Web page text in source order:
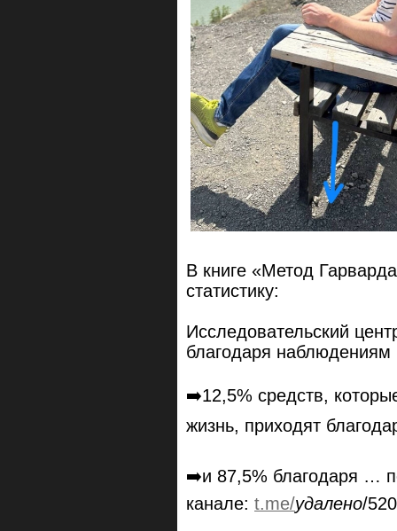
В книге «Метод
статистику:
Исследовательский
благодаря
➡️12,5% средств,
жизнь, приходят
➡️и 87,5% благодаря …
канале: t.me/удалено/